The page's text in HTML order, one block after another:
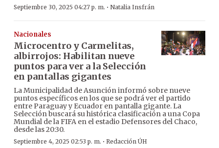
Septiembre 30, 2025 04:27 p. m. · Natalia Insfrán
Nacionales
Microcentro y Carmelitas,
albirrojos: Habilitan nueve
puntos para ver a la Selección
en pantallas gigantes
La Municipalidad de Asunción informó sobre nueve
puntos específicos en los que se podrá ver el partido
entre Paraguay y Ecuador en pantalla gigante. La
Selección buscará su histórica clasificación a una Copa
Mundial de la FIFA en el estadio Defensores del Chaco,
desde las 20:30.
Septiembre 4, 2025 02:53 p. m. · Redacción ÚH